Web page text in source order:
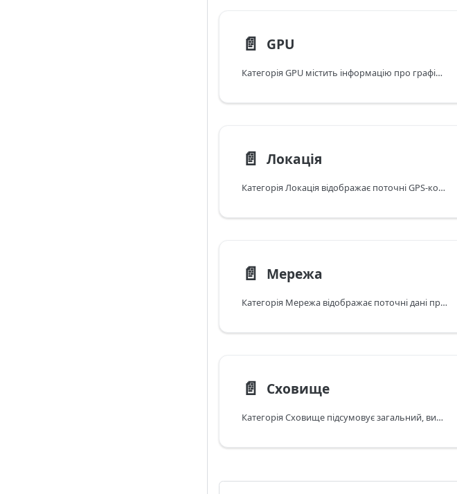
📄️ GPU
Категорія GPU містить інформацію про графічний процесор на рівні моделі (модель GPU, кількість ядер та пов’язані характеристики).
📄️ Локація
Категорія Локація відображає поточні GPS-координати, рух (швидкість/курс) та значення точності, які повідомляє iOS.
📄️ Мережа
Категорія Мережа відображає поточні дані про підключення (IP-адреси, SSID, рівень сигналу, лічильники передачі) та специфікації підключення на рівні моделі (стандарти Wi-Fi, стільникові діапазони, профілі Bluetooth).
📄️ Сховище
Категорія Сховище підсумовує загальний, використаний та доступний дисковий простір, а також тип/варіанти сховища (якщо доступно для вашої моделі).